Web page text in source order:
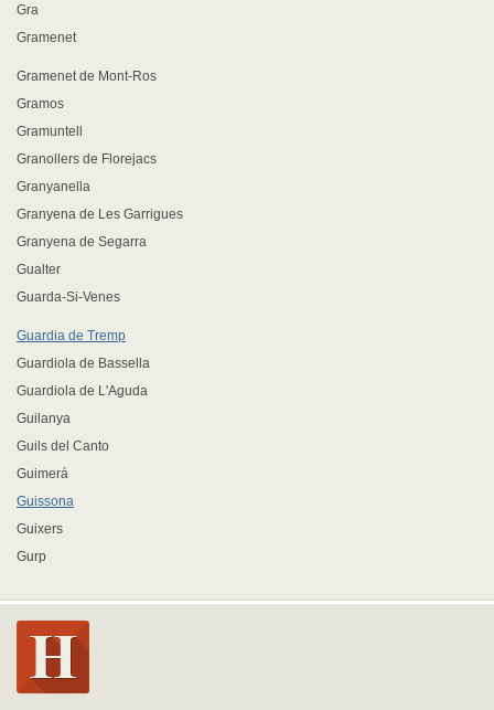
Gra
Gramenet
Gramenet de Mont-Ros
Gramos
Gramuntell
Granollers de Florejacs
Granyanella
Granyena de Les Garrigues
Granyena de Segarra
Gualter
Guarda-Si-Venes
Guardia de Tremp
Guardiola de Bassella
Guardiola de L'Aguda
Guilanya
Guils del Canto
Guimerá
Guissona
Guixers
Gurp